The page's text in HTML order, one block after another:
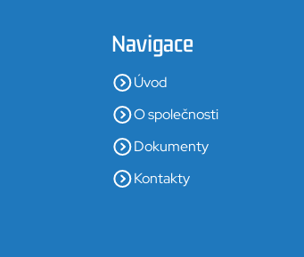
Navigace
Úvod
O společnosti
Dokumenty
Kontakty